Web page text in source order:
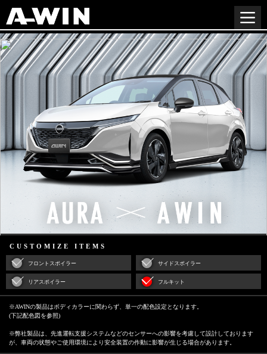
CUSTOMIZE ITEMS
フロントスポイラー サイドスポイラー
リアスポイラー フルキット
※AWINの製品はボディカラーに関わらず、単一の配色設定となります。
(下記配色図を参照)
※弊社製品は、先進運転支援システムなどのセンサーへの影響を考慮して設計しております
が、車両の状態やご使用環境により安全装置の作動に影響が生じる場合があります。